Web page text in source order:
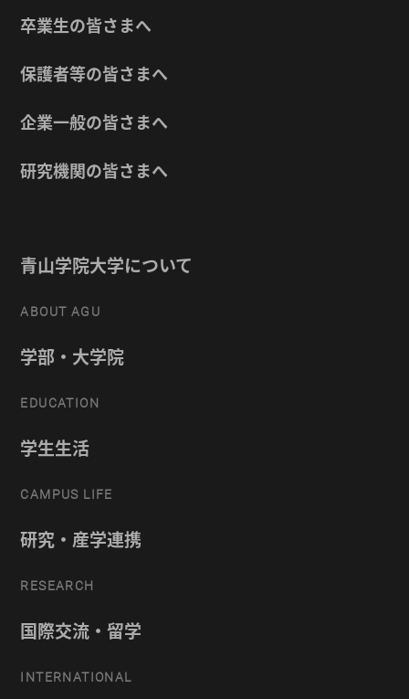
卒業生の皆さまへ
保護者等の皆さまへ
企業一般の皆さまへ
研究機関の皆さまへ
青山学院大学について
ABOUT AGU
学部・大学院
EDUCATION
学生生活
CAMPUS LIFE
研究・産学連携
RESEARCH
国際交流・留学
INTERNATIONAL